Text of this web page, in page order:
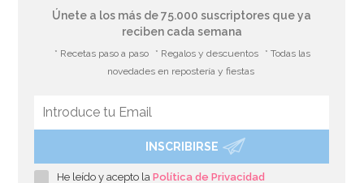
Nordic Ware Jubilee Bundt Pan
Únete a los más de 75.000 suscriptores que ya
reciben cada semana
* Recetas paso a paso * Regalos y descuentos
* Todas las
novedades en repostería y fiestas
INSCRIBIRSE
He leído y acepto laPolítica de Privacidad